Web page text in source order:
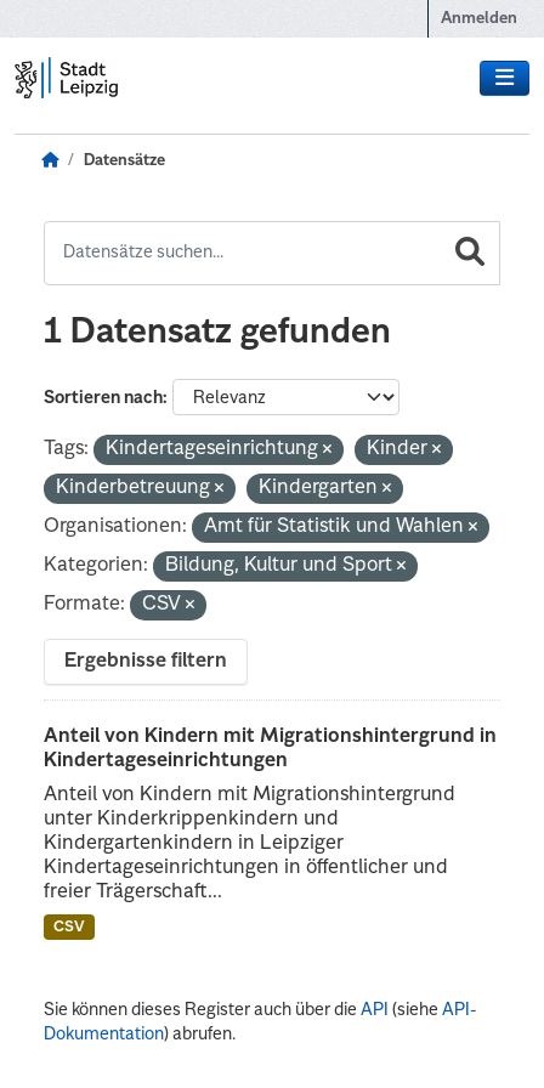
Anmelden
Datensätze
1 Datensatz gefunden
Sortieren nach
Tags: Kindertageseinrichtung
Kinder
Kinderbetreuung
Kindergarten
Organisationen:
Amt für Statistik und Wahlen
Kategorien:
Bildung, Kultur und Sport
Formate:
CSV
Ergebnisse filtern
Anteil von Kindern mit Migrationshintergrund in
Kindertageseinrichtungen
Anteil von Kindern mit Migrationshintergrund
unter Kinderkrippenkindern und
Kindergartenkindern in Leipziger
Kindertageseinrichtungen in öffentlicher und
freier Trägerschaft...
CSV
Sie können dieses Register auch über dieAPI (sieheAPI-
Dokumentation) abrufen.